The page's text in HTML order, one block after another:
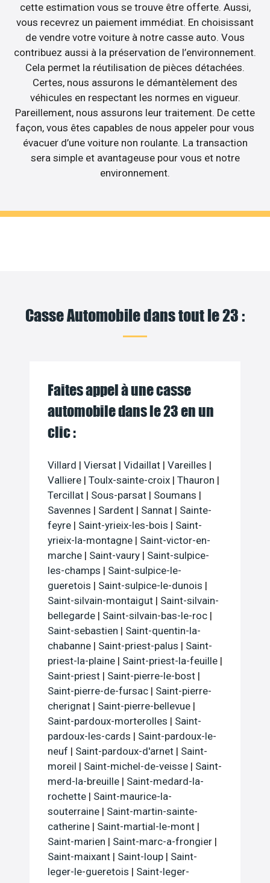
cette estimation vous se trouve être offerte. Aussi,
vous recevrez un paiement immédiat. En choisissant
de vendre votre voiture à notre casse auto. Vous
contribuez aussi à la préservation de l’environnement.
Cela permet la réutilisation de pièces détachées.
Certes, nous assurons le démantèlement des
véhicules en respectant les normes en vigueur.
Pareillement, nous assurons leur traitement. De cette
façon, vous êtes capables de nous appeler pour vous
évacuer d’une voiture non roulante. La transaction
sera simple et avantageuse pour vous et notre
environnement.
Casse Automobile dans tout le 23 :
Faites appel à une casse
automobile dans le 23 en un
clic :
Villard | Viersat | Vidaillat | Vareilles |
Valliere | Toulx-sainte-croix | Thauron |
Tercillat | Sous-parsat | Soumans |
Savennes | Sardent | Sannat | Sainte-
feyre | Saint-yrieix-les-bois | Saint-
yrieix-la-montagne | Saint-victor-en-
marche | Saint-vaury | Saint-sulpice-
les-champs | Saint-sulpice-le-
gueretois | Saint-sulpice-le-dunois |
Saint-silvain-montaigut | Saint-silvain-
bellegarde | Saint-silvain-bas-le-roc |
Saint-sebastien | Saint-quentin-la-
chabanne | Saint-priest-palus | Saint-
priest-la-plaine | Saint-priest-la-feuille |
Saint-priest | Saint-pierre-le-bost |
Saint-pierre-de-fursac | Saint-pierre-
cherignat | Saint-pierre-bellevue |
Saint-pardoux-morterolles | Saint-
pardoux-les-cards | Saint-pardoux-le-
neuf | Saint-pardoux-d'arnet | Saint-
moreil | Saint-michel-de-veisse | Saint-
merd-la-breuille | Saint-medard-la-
rochette | Saint-maurice-la-
souterraine | Saint-martin-sainte-
catherine | Saint-martial-le-mont |
Saint-marien | Saint-marc-a-frongier |
Saint-maixant | Saint-loup | Saint-
leger-le-gueretois | Saint-leger-